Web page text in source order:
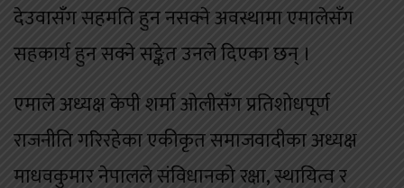
देउवासँग सहमति हुन नसक्ने अवस्थामा एमालेसँग
सहकार्य हुन सक्ने सङ्केत उनले दिएका छन् ।
एमाले अध्यक्ष केपी शर्मा ओलीसँग प्रतिशोधपूर्ण
राजनीति गरिरहेका एकीकृत समाजवादीका अध्यक्ष
माधवकुमार नेपालले संविधानको रक्षा, स्थायित्व र